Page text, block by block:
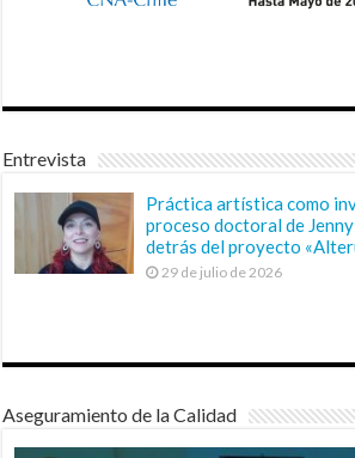
Entrevista
Práctica artística como
proceso doctoral de
detrás del proyecto
29 de julio de 2026
Aseguramiento de la Calidad